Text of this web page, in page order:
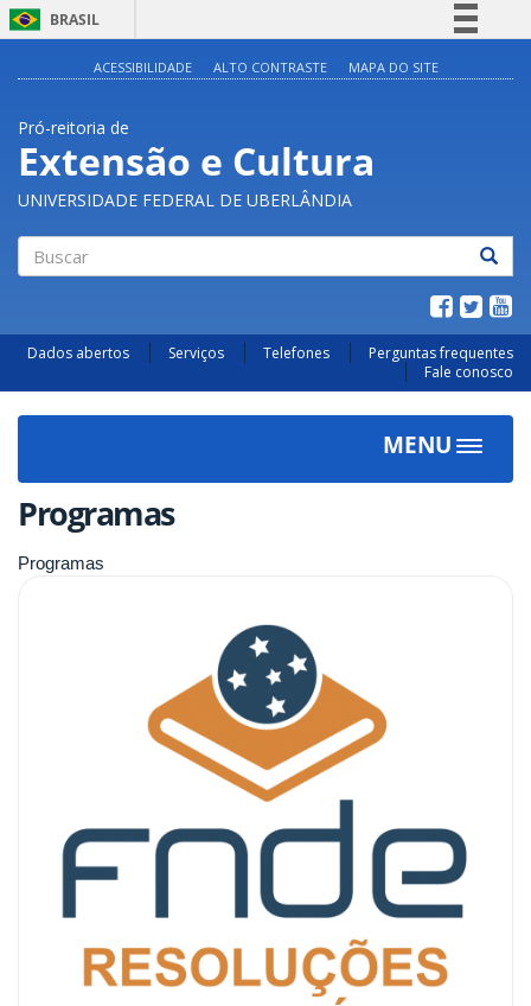
BRASIL
Acesso à informação
Legislação
Canais
ACESSIBILIDADE ALTO CONTRASTE MAPA DO SITE
Pró-reitoria de
Extensão e Cultura
UNIVERSIDADE FEDERAL DE UBERLÂNDIA
Dados abertos Serviços Telefones
Perguntas frequentes
Fale conosco
MENU
Toggle
Programas
Programas